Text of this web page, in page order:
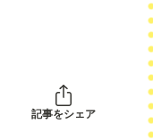
記事をシェア